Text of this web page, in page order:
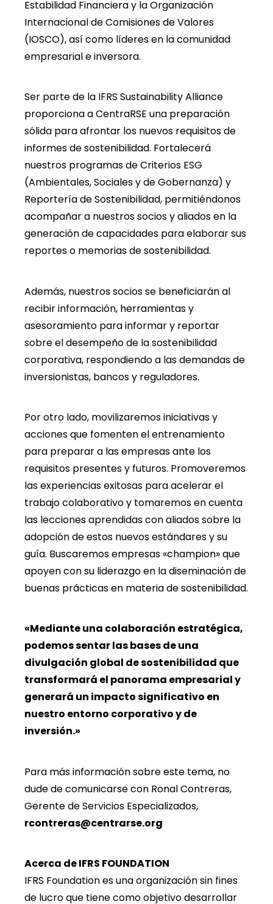
Estabilidad Financiera y la Organización
Internacional de Comisiones de Valores
(IOSCO), así como líderes en la comunidad
empresarial e inversora.
Ser parte de la IFRS Sustainability Alliance
proporciona a CentraRSE una preparación
sólida para afrontar los nuevos requisitos de
informes de sostenibilidad. Fortalecerá
nuestros programas de Criterios ESG
(Ambientales, Sociales y de Gobernanza) y
Reportería de Sostenibilidad, permitiéndonos
acompañar a nuestros socios y aliados en la
generación de capacidades para elaborar sus
reportes o memorias de sostenibilidad.
Además, nuestros socios se beneficiarán al
recibir información, herramientas y
asesoramiento para informar y reportar
sobre el desempeño de la sostenibilidad
corporativa, respondiendo a las demandas de
inversionistas, bancos y reguladores.
Por otro lado, movilizaremos iniciativas y
acciones que fomenten el entrenamiento
para preparar a las empresas ante los
requisitos presentes y futuros. Promoveremos
las experiencias exitosas para acelerar el
trabajo colaborativo y tomaremos en cuenta
las lecciones aprendidas con aliados sobre la
adopción de estos nuevos estándares y su
guía. Buscaremos empresas «champion» que
apoyen con su liderazgo en la diseminación de
buenas prácticas en materia de sostenibilidad.
«Mediante una colaboración estratégica,
podemos sentar las bases de una
divulgación global de sostenibilidad que
transformará el panorama empresarial y
generará un impacto significativo en
nuestro entorno corporativo y de
inversión.»
Para más información sobre este tema, no
dude de comunicarse con Ronal Contreras,
Gerente de Servicios Especializados,
rcontreras@centrarse.org
Acerca de IFRS FOUNDATION
IFRS Foundation es una organización sin fines
de lucro que tiene como objetivo desarrollar